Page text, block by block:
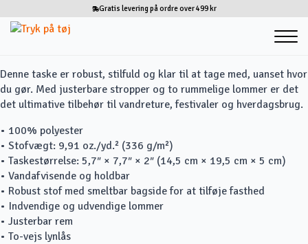
Gratis levering på ordre over 499 kr
Denne taske er robust, stilfuld og klar til at tage med, uanset hvor
du gør. Med justerbare stropper og to rummelige lommer er det
det ultimative tilbehør til vandreture, festivaler og hverdagsbrug.
• 100% polyester
• Stofvægt: 9,91 oz./yd.² (336 g/m²)
• Taskestørrelse: 5,7″ × 7,7″ × 2″ (14,5 cm × 19,5 cm × 5 cm)
• Vandafvisende og holdbar
• Robust stof med smeltbar bagside for at tilføje fasthed
• Indvendige og udvendige lommer
• Justerbar rem
• To-vejs lynlås